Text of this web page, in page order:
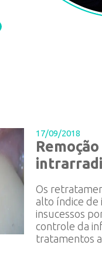
17/09/2018
Os
alto índice de
insucessos
controle da
tratamentos